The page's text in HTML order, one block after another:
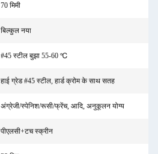
70 मिमी
बिल्कुल नया
#45 स्टील बुझा 55-60 ℃
हाई ग्रेड #45 स्टील, हार्ड क्रोम के साथ सतह
अंग्रेजी/स्पेनिश/रूसी/फ्रेंच, आदि, अनुकूलन योग्य
पीएलसी+टच स्क्रीन